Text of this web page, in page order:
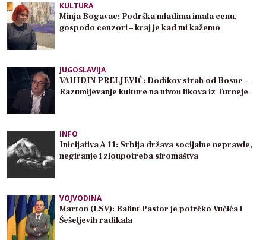
KULTURA
Minja Bogavac: Podrška mladima imala cenu,
gospodo cenzori – kraj je kad mi kažemo
JUGOSLAVIJA
VAHIDIN PRELJEVIĆ: Dodikov strah od Bosne –
Razumijevanje kulture na nivou likova iz Turneje
INFO
Inicijativa A 11: Srbija država socijalne nepravde,
negiranje i zloupotreba siromaštva
VOJVODINA
Marton (LSV): Balint Pastor je potrčko Vučića i
Šešeljevih radikala